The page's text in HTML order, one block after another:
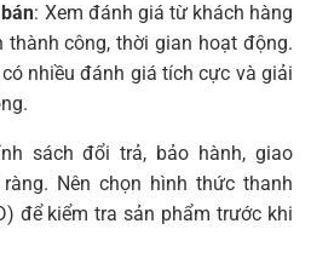
: Xem đánh giá từ khách hàng
công, thời gian hoạt động.
nhiều đánh giá tích cực và giải
sách đổi trả, bảo hành, giao
Nên chọn hình thức thanh
để kiểm tra sản phẩm trước khi